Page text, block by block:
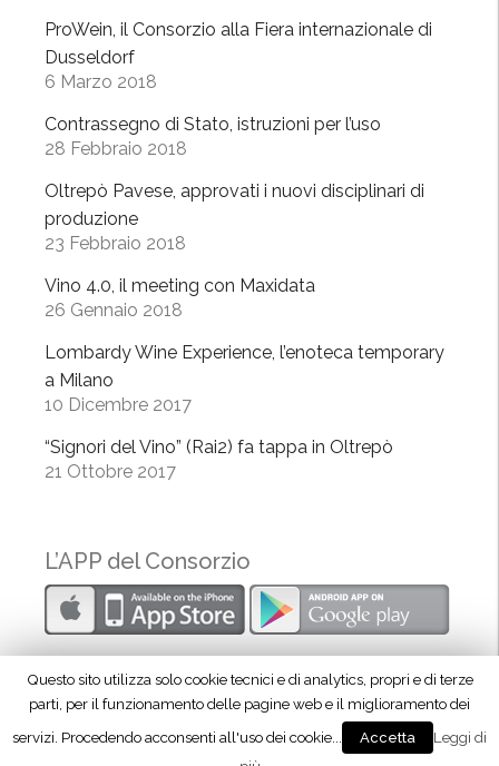
n
e
r
p
o
t
a
o
n
”
ProWein, il Consorzio alla Fiera internazionale di
Dusseldorf
6 Marzo 2018
Contrassegno di Stato, istruzioni per l’uso
28 Febbraio 2018
Oltrepò Pavese, approvati i nuovi disciplinari di
produzione
23 Febbraio 2018
Vino 4.0, il meeting con Maxidata
26 Gennaio 2018
Lombardy Wine Experience, l’enoteca temporary
a Milano
10 Dicembre 2017
“Signori del Vino” (Rai2) fa tappa in Oltrepò
21 Ottobre 2017
L’APP del Consorzio
Questo sito utilizza solo cookie tecnici e di analytics, propri e di terze
parti, per il funzionamento delle pagine web e il miglioramento dei
servizi. Procedendo acconsenti all'uso dei cookie...
Accetta
Leggi di